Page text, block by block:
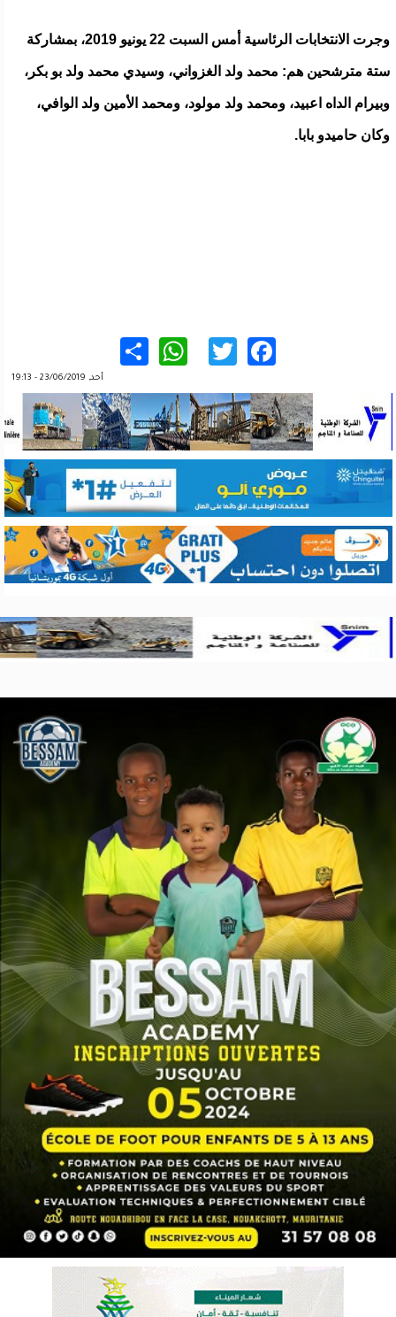
وجرت الانتخابات الرئاسية أمس السبت 22 يونيو 2019، بمشاركة
ستة مترشحين هم: محمد ولد الغزواني، وسيدي محمد ولد بو بكر،
وبيرام الداه اعبيد، ومحمد ولد مولود، ومحمد الأمين ولد الوافي،
وكان حاميدو بابا.
Facebook
Twitter
WhatsApp
أحد, 23/06/2019 - 19:13